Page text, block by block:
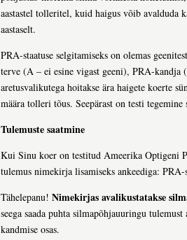
aastastel tolleritel, kuid haigus võib
aastaselt.
PRA-staatuse selgitamiseks on olemas
terve (A – ei esine vigast geeni), PRA-kandja
aretusvalikutega hoitakse ära haigete koerte
määra tolleri tõus. Seepärast on testi
Tulemuste saatmine
Kui Sinu koer on testitud Ameerika Optigeni
tulemus nimekirja lisamiseks ankeediga:
Tähelepanu! Nimekirjas avalikustatakse
seega saada puhta silmapõhjauuringu
kandmise osas.